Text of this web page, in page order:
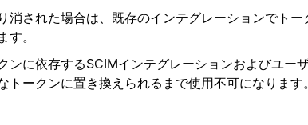
消された場合は、既存のインテグレーションでトー
す。
ンに依存するSCIMインテグレーションおよびユー
トークンに置き換えられるまで使用不可になります。